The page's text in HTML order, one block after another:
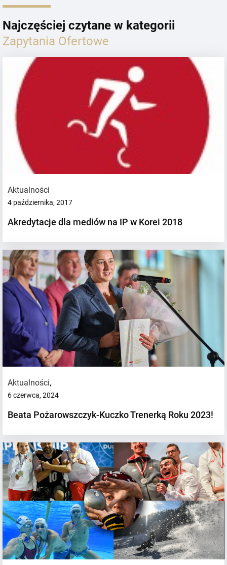
Najczęściej czytane w kategorii
Zapytania Ofertowe
Aktualności
4 października, 2017
Akredytacje dla mediów na IP w Korei 2018
Aktualności,
6 czerwca, 2024
Beata Pożarowszczyk-Kuczko Trenerką Roku 2023!